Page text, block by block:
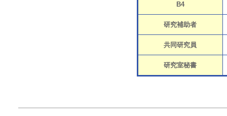
B4
研究補助者
共同研究員
研究室秘書